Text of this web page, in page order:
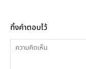
ทิ้งคำตอบไว้